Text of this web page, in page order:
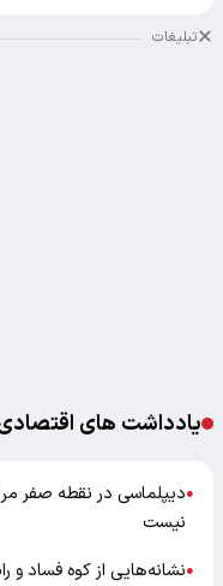
تبلیغات
یادداشت های
●دیپلماسی در نقطه صفر
نیست
●نشانه‌هایی از کوه فساد و